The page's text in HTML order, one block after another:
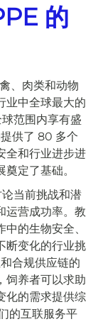
的
、肉类和动物
业中全球最大的
范围内享有盛
供了 80 多个
全和行业进步进
定了基础。
当前挑战和潜
运营成功率。教
的生物安全、
断变化的行业挑
合规供应链的
饲养者可以求助
化的需求提供综
的互联服务平